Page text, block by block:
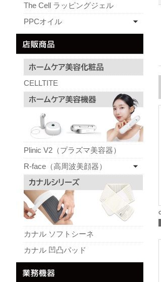
The Cell ラッピングジェル
PPCオイル
CELLTITE
Plinic V2（プラズマ美容器）
R-face（高周波美顔器）
カナル ソフトシーネ
カナル 凹凸パッド